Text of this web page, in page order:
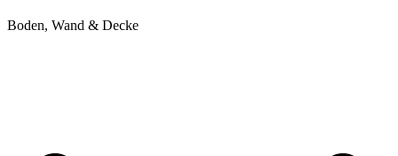
Boden, Wand & Decke